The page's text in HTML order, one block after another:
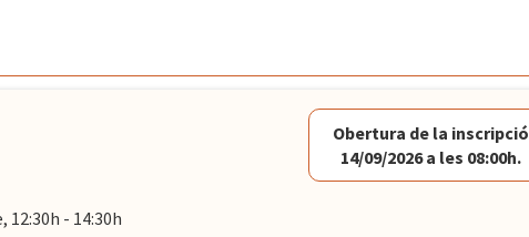
12:30h - 14:30h
Obertura de la inscripció
14/09/2026 a les 08:00h.